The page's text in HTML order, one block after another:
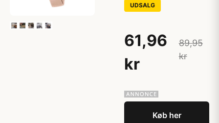
UDSALG
61,96
kr
89,95
kr
Køb her